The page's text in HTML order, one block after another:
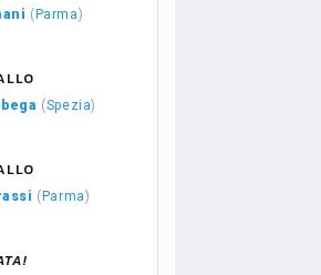
( Parma)
(Spezia)
( Parma)